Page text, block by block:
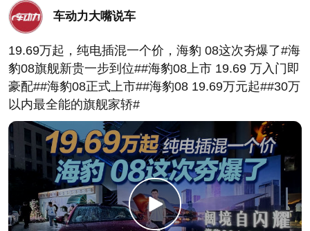
车动力大嘴说车
19.69万起，纯电插混一个价，海豹 08这次夯爆了#海
豹08旗舰新贵一步到位##海豹08上市 19.69 万入门即
豪配##海豹08正式上市##海豹08 19.69万元起##30万
以内最全能的旗舰家轿#